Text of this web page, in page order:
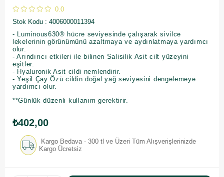
0.0
Stok Kodu
4006000011394
- Luminous630® hücre seviyesinde çalışarak sivilce
lekelerinin görünümünü azaltmaya ve aydınlatmaya yardımcı
olur.
- Arındırıcı etkileri ile bilinen Salisilik Asit cilt yüzeyini
eşitler.
- Hyaluronik Asit cildi nemlendirir.
- Yeşil Çay Özü cildin doğal yağ seviyesini dengelemeye
yardımcı olur.
**Günlük düzenli kullanım gerektirir.
₺402,00
Kargo Bedava - 300 tl ve Üzeri Tüm Alışverişlerinizde
Kargo Ücretsiz